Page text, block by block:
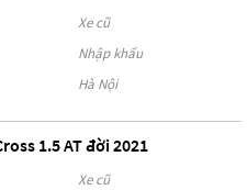
Xe cũ
Nhập khẩu
Hà Nội
1.5 AT đời 2021
Xe cũ